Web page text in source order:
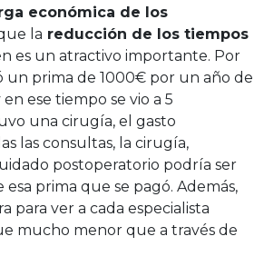
económica de los
la reducción de los tiempos
es un atractivo importante. Por
un prima de 1000€ por un año de
ese tiempo se vio a 5
una cirugía, el gasto
las consultas, la cirugía,
postoperatorio podría ser
prima que se pagó. Además,
para ver a cada especialista
mucho menor que a través de